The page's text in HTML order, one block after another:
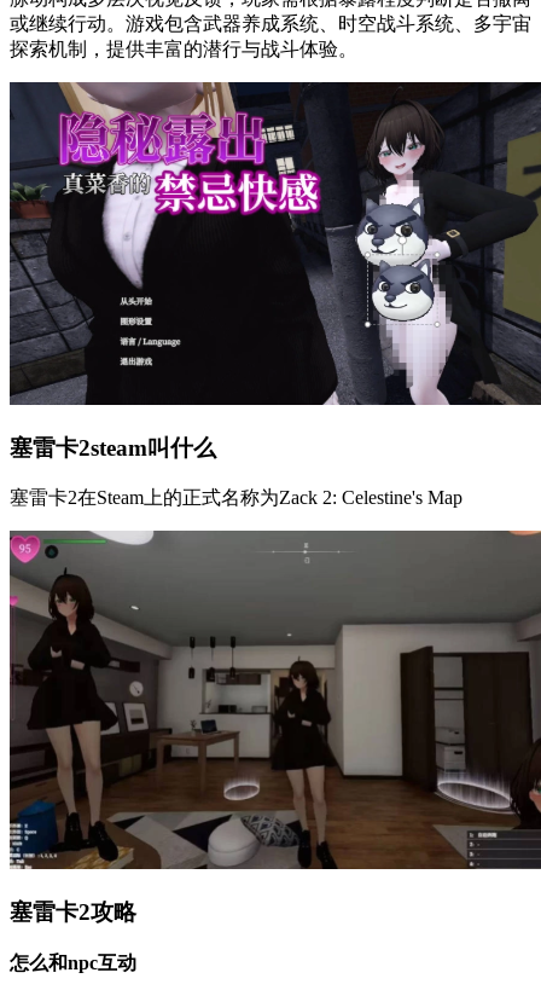
或继续行动。游戏包含武器养成系统、时空战斗系统、多宇宙
探索机制，提供丰富的潜行与战斗体验。
塞雷卡2steam叫什么
塞雷卡2在Steam上的正式名称为Zack 2: Celestine's Map
塞雷卡2攻略
怎么和npc互动